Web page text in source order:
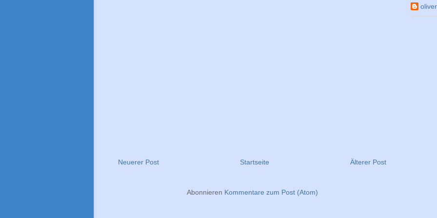
Neuerer Post Älterer Post
Startseite
Abonnieren Kommentare zum Post (Atom)